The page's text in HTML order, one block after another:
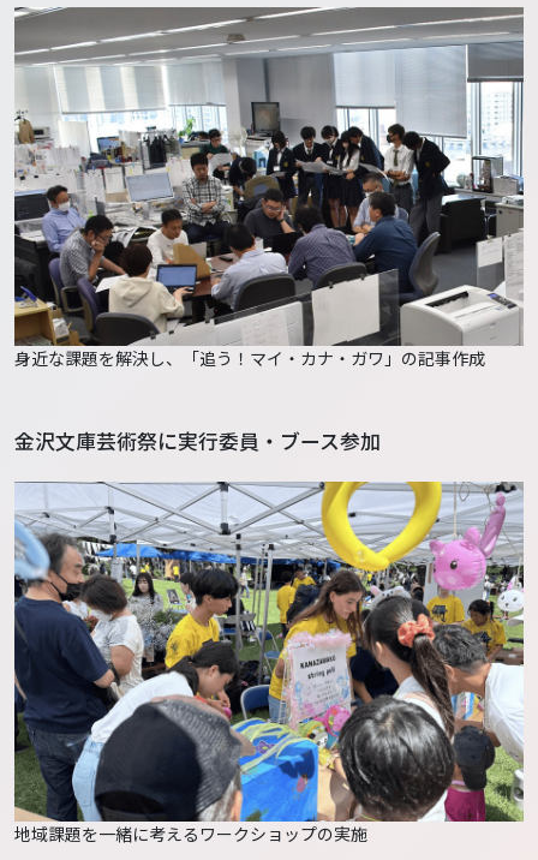
身近な課題を解決し、「追う！マイ・カナ・ガワ」の記事作成
金沢文庫芸術祭に実行委員・ブース参加
地域課題を一緒に考えるワークショップの実施